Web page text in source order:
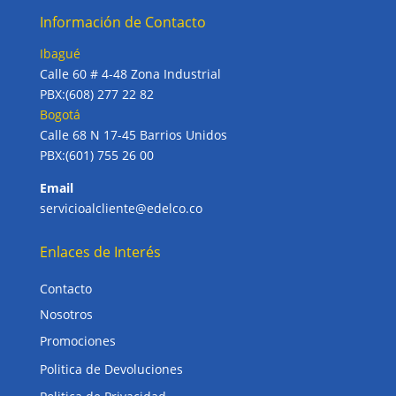
Información de Contacto
Ibagué
Calle 60 # 4-48 Zona Industrial
PBX:(608) 277 22 82
Bogotá
Calle 68 N 17-45 Barrios Unidos
PBX:(601) 755 26 00
Email
servicioalcliente@edelco.co
Enlaces de Interés
Contacto
Nosotros
Promociones
Politica de Devoluciones